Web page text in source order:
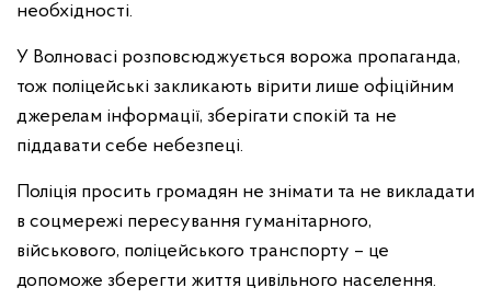
необхідності.
У Волновасі розповсюджується ворожа пропаганда,
тож поліцейські закликають вірити лише офіційним
джерелам інформації, зберігати спокій та не
піддавати себе небезпеці.
Поліція просить громадян не знімати та не викладати
в соцмережі пересування гуманітарного,
військового, поліцейського транспорту – це
допоможе зберегти життя цивільного населення.